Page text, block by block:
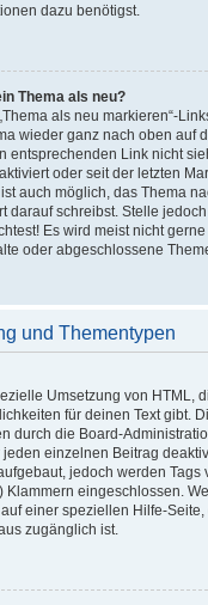
dazu benötigst.
Thema als neu?
als neu markieren“-
wieder ganz nach oben auf
entsprechenden Link nicht
oder seit der letzten
auch möglich, das Thema
darauf schreibst. Stelle
Es wird meist nicht
oder abgeschlossene
und Thementypen
Umsetzung von HTML,
für deinen Text gibt.
durch die Board-
einzelnen Beitrag
jedoch werden Tags
Klammern eingeschlossen.
einer speziellen Hilfe-
zugänglich ist.